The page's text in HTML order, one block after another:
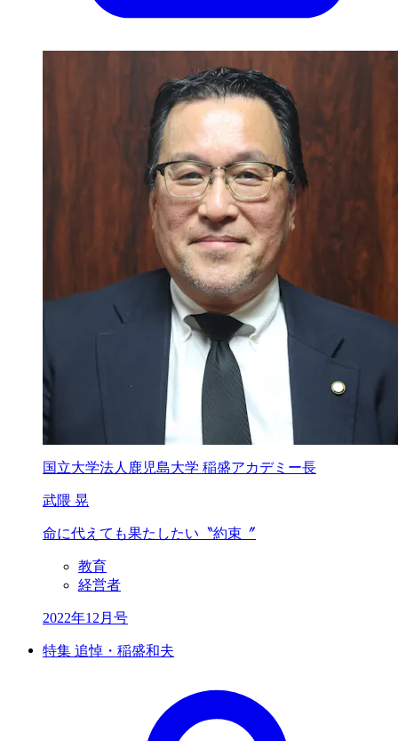
国立大学法人鹿児島大学 稲盛アカデミー長
武隈 晃
命に代えても果たしたい〝約束〞
教育
経営者
2022年12月号
特集 追悼・稲盛和夫